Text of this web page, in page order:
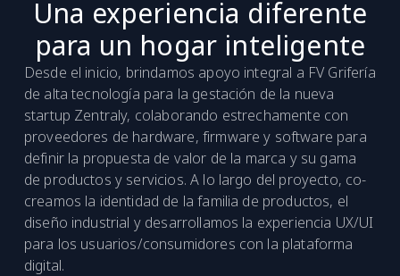
Una experiencia diferente
para un hogar inteligente
Desde el inicio, brindamos apoyo integral a FV Grifería
de alta tecnología para la gestación de la nueva
startup Zentraly, colaborando estrechamente con
proveedores de hardware, firmware y software para
definir la propuesta de valor de la marca y su gama
de productos y servicios. A lo largo del proyecto, co-
creamos la identidad de la familia de productos, el
diseño industrial y desarrollamos la experiencia UX/UI
para los usuarios/consumidores con la plataforma
digital.